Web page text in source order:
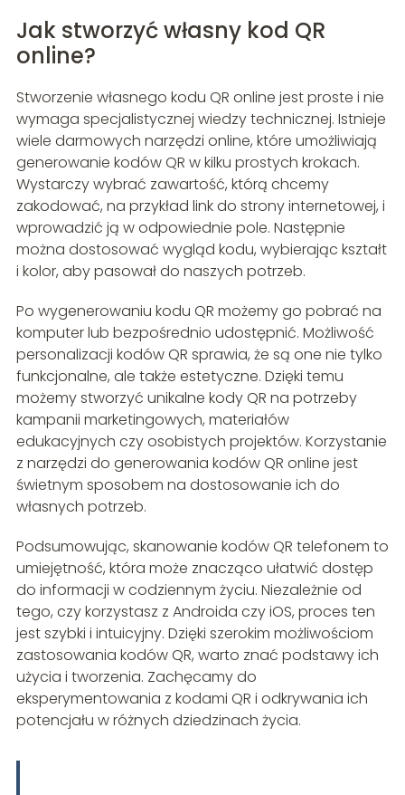
Jak stworzyć własny kod QR
online?
Stworzenie własnego kodu QR online jest proste i nie
wymaga specjalistycznej wiedzy technicznej. Istnieje
wiele darmowych narzędzi online, które umożliwiają
generowanie kodów QR w kilku prostych krokach.
Wystarczy wybrać zawartość, którą chcemy
zakodować, na przykład link do strony internetowej, i
wprowadzić ją w odpowiednie pole. Następnie
można dostosować wygląd kodu, wybierając kształt
i kolor, aby pasował do naszych potrzeb.
Po wygenerowaniu kodu QR możemy go pobrać na
komputer lub bezpośrednio udostępnić. Możliwość
personalizacji kodów QR sprawia, że są one nie tylko
funkcjonalne, ale także estetyczne. Dzięki temu
możemy stworzyć unikalne kody QR na potrzeby
kampanii marketingowych, materiałów
edukacyjnych czy osobistych projektów. Korzystanie
z narzędzi do generowania kodów QR online jest
świetnym sposobem na dostosowanie ich do
własnych potrzeb.
Podsumowując, skanowanie kodów QR telefonem to
umiejętność, która może znacząco ułatwić dostęp
do informacji w codziennym życiu. Niezależnie od
tego, czy korzystasz z Androida czy iOS, proces ten
jest szybki i intuicyjny. Dzięki szerokim możliwościom
zastosowania kodów QR, warto znać podstawy ich
użycia i tworzenia. Zachęcamy do
eksperymentowania z kodami QR i odkrywania ich
potencjału w różnych dziedzinach życia.